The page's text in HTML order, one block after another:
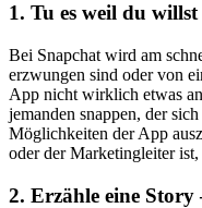
1. Tu es weil du
Bei Snapchat wird am
erzwungen sind oder von
App nicht wirklich etwas
jemanden snappen, der
Möglichkeiten der App
oder der Marketingleiter
2. Erzähle eine Story